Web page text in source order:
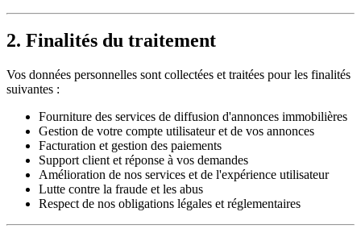
2. Finalités du traitement
Vos données personnelles sont collectées et traitées pour les finalités
suivantes :
Fourniture des services de diffusion d'annonces immobilières
Gestion de votre compte utilisateur et de vos annonces
Facturation et gestion des paiements
Support client et réponse à vos demandes
Amélioration de nos services et de l'expérience utilisateur
Lutte contre la fraude et les abus
Respect de nos obligations légales et réglementaires